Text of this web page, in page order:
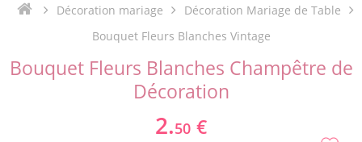
Livraison point relais gratuit dès 89 € !
Décoration mariage
Décoration Mariage de Table
Bouquet Fleurs Blanches Vintage
Bouquet Fleurs Blanches Champêtre de
Décoration
2.50 €